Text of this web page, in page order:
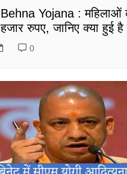
Yojana : महिलाओं
रुपए, जानिए क्या हुई है
0